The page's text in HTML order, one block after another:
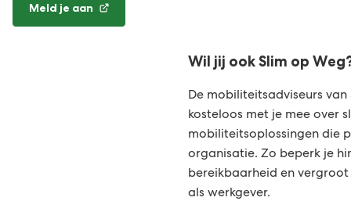
Meld je aan
(Verwijst
Wil jij ook Slim op
De mobiliteitsadviseurs van
kosteloos met je mee over
mobiliteitsoplossingen die
organisatie. Zo beperk je
bereikbaarheid en
als werkgever.